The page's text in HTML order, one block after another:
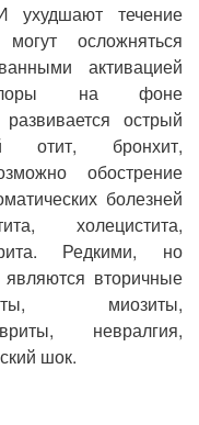
течение
осложняться
активацией
на фоне
острый
отит, бронхит,
обострение
болезней
холецистита,
Редкими, но
вторичные
миозиты,
невралгия,
шок.